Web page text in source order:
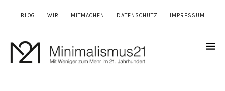
BLOG WIR MITMACHEN DATENSCHUTZ IMPRESSUM